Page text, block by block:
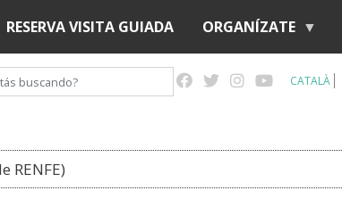
al
contenido
principal
RESERVA VISITA GUIADA ORGANÍZATE
CATALÀ
RENFE)